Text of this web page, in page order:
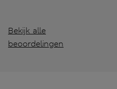
Bekijk alle
beoordelingen